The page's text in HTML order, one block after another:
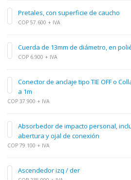
Pretales, con superficie de caucho
COP 57.600 + IVA
Cuerda de 13mm de diámetro, en
COP 6.900 + IVA
Conector de anclaje tipo TIE OFF o
a 1m
COP 37.900 + IVA
Absorbedor de impacto personal,
abertura y ojal de conexión
COP 79.100 + IVA
Ascendedor izq / der